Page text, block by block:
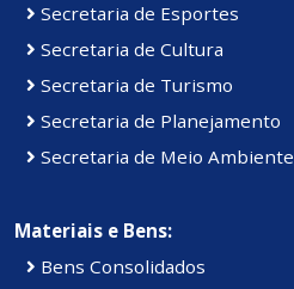
Secretaria de Esportes
Secretaria de Cultura
Secretaria de Turismo
Secretaria de Planejamento
Secretaria de Meio Ambiente
Materiais e Bens:
Bens Consolidados